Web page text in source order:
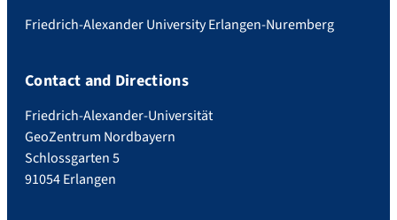
Friedrich-Alexander University Erlangen-Nuremberg
Contact and Directions
Friedrich-Alexander-Universität
GeoZentrum Nordbayern
Schlossgarten 5
91054 Erlangen